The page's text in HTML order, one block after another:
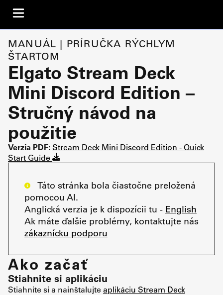
MANUÁL | PRÍRUČKA RÝCHLYM
ŠTARTOM
Elgato Stream Deck
Mini Discord Edition –
Stručný návod na
použitie
Verzia PDF: Stream Deck Mini Discord Edition - Quick
Start Guide
Táto stránka bola čiastočne preložená
pomocou AI.
Anglická verzia je k dispozícii tu - English
Ak máte ďalšie problémy, kontaktujte nás
zákaznícku podporu
Ako začať
Stiahnite si aplikáciu
Stiahnite si a nainštalujte aplikáciu Stream Deck